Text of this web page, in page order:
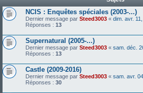
NCIS : Enquêtes spéciales (2003-...)
Dernier message par Steed3003 « dim. avr.
Réponses : 13
Supernatural (2005-...)
Dernier message par Steed3003 « sam. déc.
Réponses : 13
Castle (2009-2016)
Dernier message par Steed3003 « sam. avr.
Réponses : 30